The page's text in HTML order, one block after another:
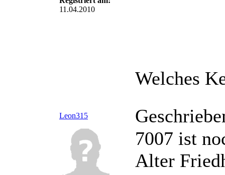
11.04.2010
Welches
Leon315
7007 ist
Alter